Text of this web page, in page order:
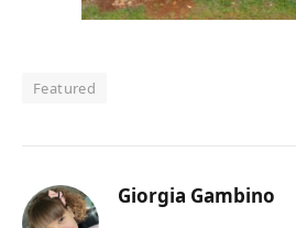
Featured
Giorgia Gambino